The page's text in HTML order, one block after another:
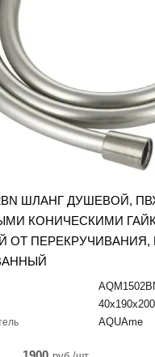
ШЛАНГ ДУШЕВОЙ,
КОНИЧЕСКИМИ
ОТ ПЕРЕКРУЧИВАНИЯ,
AQUAme